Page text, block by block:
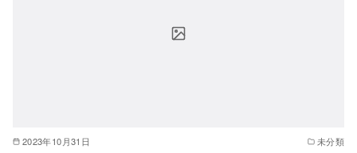
2023年10月31日 未分類